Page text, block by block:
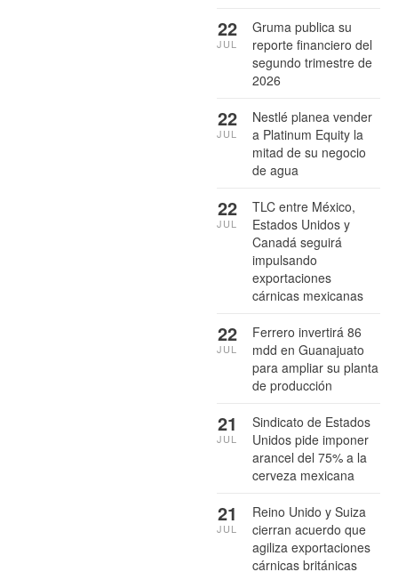
Gruma publica su
reporte financiero del
segundo trimestre de
2026
22
JUL
Nestlé planea vender
a Platinum Equity la
mitad de su negocio
de agua
22
JUL
TLC entre México,
Estados Unidos y
Canadá seguirá
impulsando
exportaciones
cárnicas mexicanas
22
JUL
Ferrero invertirá 86
mdd en Guanajuato
para ampliar su planta
de producción
22
JUL
Sindicato de Estados
Unidos pide imponer
arancel del 75% a la
cerveza mexicana
21
JUL
Reino Unido y Suiza
cierran acuerdo que
agiliza exportaciones
cárnicas británicas
21
JUL